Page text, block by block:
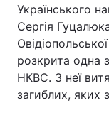
Українського
Сергія
розкрита одна
НКВС. З неї
загиблих, яких